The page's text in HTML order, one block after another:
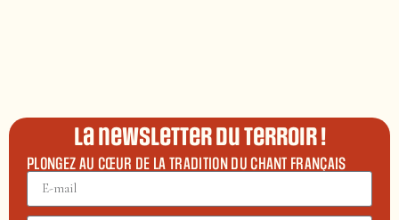
La newsletter du terroir !
PLONGEZ AU CŒUR DE LA TRADITION DU CHANT FRANÇAIS